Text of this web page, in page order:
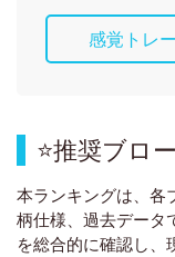
感覚トレ
⭐推奨ブロ
本ランキングは、各
柄仕様、過去データ
を総合的に確認し、